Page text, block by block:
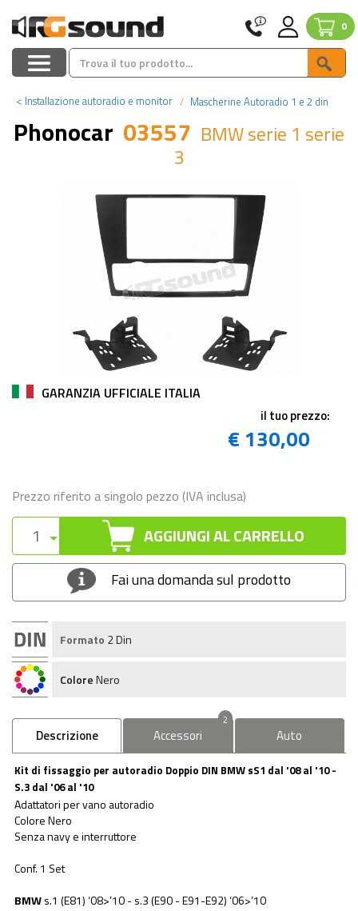
0
< Installazione autoradio e monitor Mascherine Autoradio 1 e 2 din
Phonocar 03557 BMW serie 1 serie
3
GARANZIA UFFICIALE ITALIA
il tuo prezzo:
€ 130,00
Prezzo riferito a singolo pezzo (IVA inclusa)
AGGIUNGI AL CARRELLO
Fai una domanda sul prodotto
Formato 2 Din
ColoreNero
Descrizione Accessori
2
Auto
Kit di fissaggio per autoradio Doppio DIN BMW sS1 dal '08 al '10 -
S.3 dal '06 al '10
Adattatori per vano autoradio
Colore Nero
Senza navy e interruttore
Conf. 1 Set
BMWs.1 (E81) ‘08>’10 - s.3 (E90 - E91-E92) ‘06>’10